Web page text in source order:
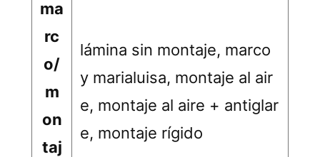
ma
rc
o/
m
on
taj
lámina sin montaje, marco
y marialuisa, montaje al air
e, montaje al aire + antiglar
e, montaje rígido